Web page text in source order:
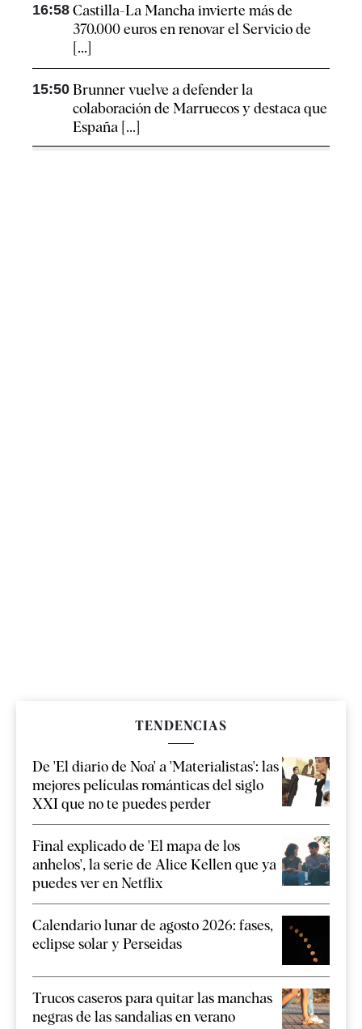
16:58 Castilla-La Mancha invierte más de
370.000 euros en renovar el Servicio de
[...]
15:50 Brunner vuelve a defender la
colaboración de Marruecos y destaca que
España [...]
TENDENCIAS
De 'El diario de Noa' a 'Materialistas': las
mejores películas románticas del siglo
XXI que no te puedes perder
Final explicado de 'El mapa de los
anhelos', la serie de Alice Kellen que ya
puedes ver en Netflix
Calendario lunar de agosto 2026: fases,
eclipse solar y Perseidas
Trucos caseros para quitar las manchas
negras de las sandalias en verano